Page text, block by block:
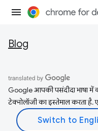
Blog
Google आपकी पसंदीदा भाषा
टेक्नोलॉजी का इस्तेमाल करता है.